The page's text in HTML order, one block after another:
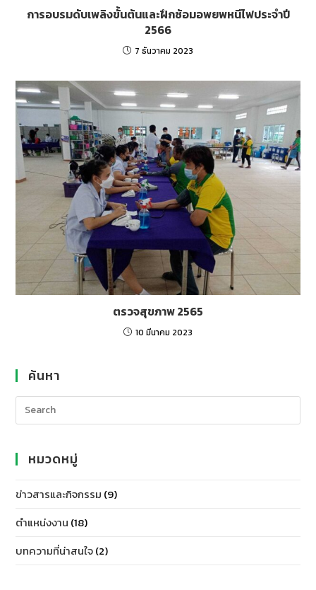
การอบรมดับเพลิงขั้นต้นและฝึกซ้อมอพยพหนีไฟประจำปี
2566
7 ธันวาคม 2023
ตรวจสุขภาพ 2565
10 มีนาคม 2023
ค้นหา
หมวดหมู่
ข่าวสารและกิจกรรม (9)
ตำแหน่งงาน (18)
บทความที่น่าสนใจ(2)